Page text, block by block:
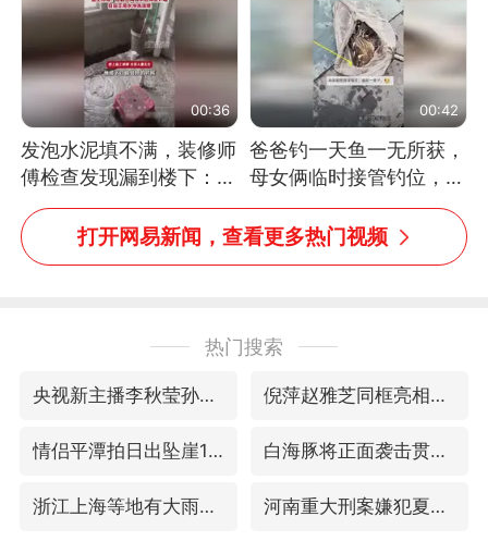
00:36
发泡水泥填不满，装修师
傅检查发现漏到楼下：出
风口未延伸到外墙
00:42
爸爸钓一天鱼一无所获，
母女俩临时接管钓位，用
玩具鱼竿钓上大鱼
打开网易新闻，查看更多热门视频
热门搜索
央视新主播李秋莹孙亚鹏亮相 倪萍赵雅芝同框亮相红毯
情侣平潭拍日出坠崖1死1伤 白海豚将正面袭击贯穿浙江
浙江上海等地有大雨或暴雨 河南重大刑案嫌犯夏某钢落网